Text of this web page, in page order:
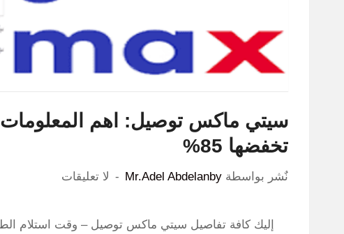
سيتي ماكس توصيل: اهم
تخفضها 85%
نٌشر بواسطة Mr.Adel Abdelanby لا تعليقات
إليك كافة تفاصيل سيتي ماكس توصيل – وقت استلام